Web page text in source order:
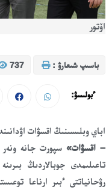
اۆتور
باسىپ شىعارۋ : 737
ءبولىسۋ:
اباي وبلىسىنىڭ اقسۋات اۋدانىندا 5–7 ماۋسىم ارالىعىندا
– اقسۋات» سپورت جانە ونەر
تاعىلىمدى جوبالاردىڭ
رۋحانياتتى ءبىر ارناعا